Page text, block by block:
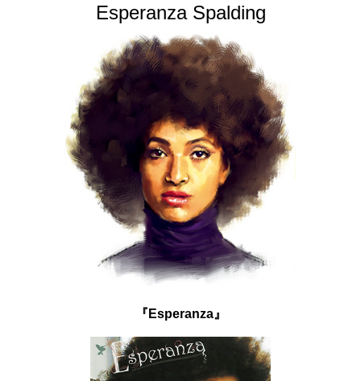
Esperanza Spalding
『Esperanza』